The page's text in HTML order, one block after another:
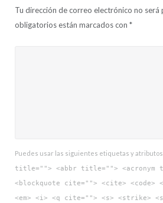
Tu dirección de correo electrónico no será
obligatorios están marcados con *
Puedes usar las siguientes etiquetas y atributos
title=""> <abbr title=""> <acronym
<blockquote cite=""> <cite> <code>
<em> <i> <q cite=""> <s> <strike>